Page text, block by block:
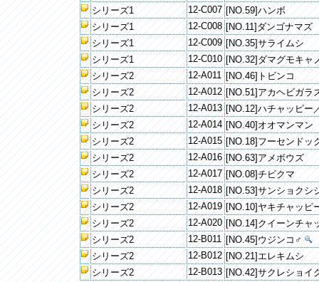
シリーズ1
12-C007 [NO.59]ハンボ
シリーズ1
12-C008 [NO.11]ダンゴナマズ
シリーズ1
12-C009 [NO.35]サライムシ
シリーズ1
12-C010 [NO.32]ダマグモキャ
シリーズ2
12-A011 [NO.46]トビンコ
シリーズ2
12-A012 [NO.51]アカヘビガラ
シリーズ2
12-A013 [NO.12]ハチャッピー
シリーズ2
12-A014 [NO.40]オオマンマン
シリーズ2
12-A015 [NO.18]フーセンドッ
シリーズ2
12-A016 [NO.63]アメボウズ
シリーズ2
12-A017 [NO.08]チビクマ
シリーズ2
12-A018 [NO.53]サンショクシ
シリーズ2
12-A019 [NO.10]ヤキチャッピ
シリーズ2
12-A020 [NO.14]クイーンチャ
シリーズ2
12-B011 [NO.45]ウジンコ♂
シリーズ2
12-B012 [NO.21]エレキムシ
シリーズ2
12-B013 [NO.42]サクレショイ